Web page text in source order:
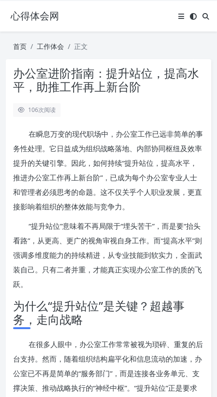
心得体会网
首页 工作体会 正文
办公室进阶指南：提升站位，提高水
平，助推工作再上新台阶
106次阅读
在瞬息万变的现代职场中，办公室工作已远非简单的事
务性处理。它日益成为组织战略落地、内部协同枢纽及效率
提升的关键引擎。因此，如何持续“提升站位，提高水平，
推进办公室工作再上新台阶”，已成为每个办公室专业人士
和管理者必须思考的命题。这不仅关乎个人职业发展，更直
接影响着组织的整体效能与竞争力。
“提升站位”意味着不再局限于“埋头苦干”，而是要“抬头
看路”，从更高、更广的视角审视自身工作。而“提高水平”则
强调多维度能力的持续精进，从专业技能到软实力，全面武
装自己。只有二者并重，才能真正实现办公室工作的质的飞
跃。
为什么“提升站位”是关键？超越事
务，走向战略
在很多人眼中，办公室工作常常被视为琐碎、重复的后
台支持。然而，随着组织结构扁平化和信息流动的加速，办
公室已不再是简单的“服务部门”，而是连接各业务单元、支
撑决策、推动战略执行的“神经中枢”。“提升站位”正是要求